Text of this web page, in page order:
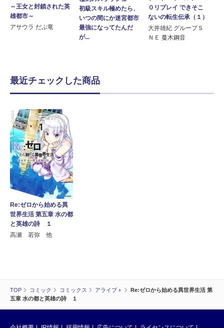
TOP コミック コミックス アライブ＋
Re:ゼロから始める異世界生活 第
五章 水の都と英雄の詩 １
～王女と封鎖された英
雄都市～
アサウラ だぶ竜
初級スキル極めたら、
いつの間にか迷宮都市
最強になってたんだ
が...
０リプレイ できそこ
ないの転生伝承（１）
大井雄紀 グループＳ
ＮＥ 蔓木鋼音
最近チェックした商品
Re:ゼロから始める異
世界生活 第五章 水の都
と英雄の詩 １
高瀬 若弥 他